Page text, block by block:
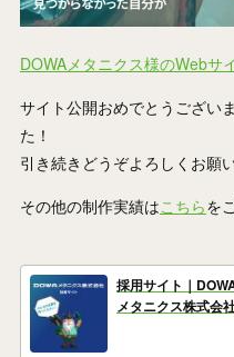
DOWAメタニクス様のWebサ
サイト公開おめでとうござい
た！
引き続きどうぞよろしくお願
その他の制作実績はこちらを
採用サイト｜
メタニクス株式会